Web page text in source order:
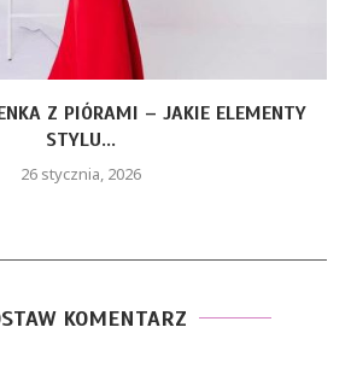
Z PIÓRAMI – JAKIE ELEMENTY
STYLU...
26 stycznia, 2026
KOMENTARZ